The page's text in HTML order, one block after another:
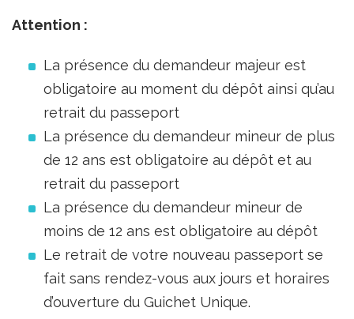
Attention :
La présence du demandeur majeur est
obligatoire au moment du dépôt ainsi qu’au
retrait du passeport
La présence du demandeur mineur de plus
de 12 ans est obligatoire au dépôt et au
retrait du passeport
La présence du demandeur mineur de
moins de 12 ans est obligatoire au dépôt
Le retrait de votre nouveau passeport se
fait sans rendez-vous aux jours et horaires
d’ouverture du Guichet Unique.